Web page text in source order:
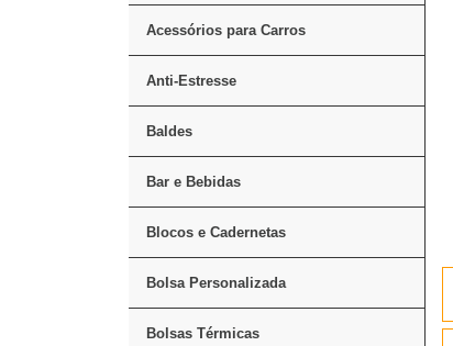
Acessórios para Carros
Anti-Estresse
Baldes
Bar e Bebidas
Blocos e Cadernetas
Bolsa Personalizada
Bolsas Térmicas